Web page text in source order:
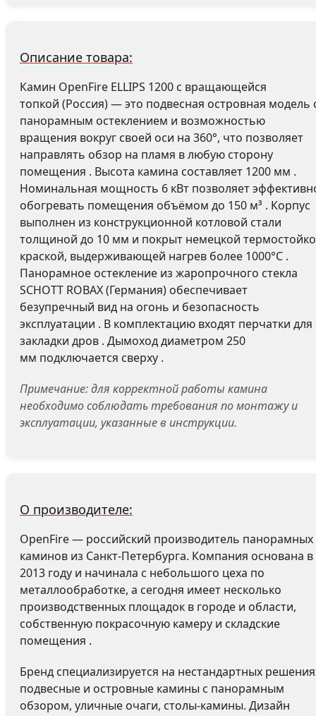
Описание товара:
Камин OpenFire ELLIPS 1200 с вращающейся
топкой (Россия) — это подвесная островная модель
панорамным остеклением и возможностью
вращения вокруг своей оси на 360°, что позволяет
направлять обзор на пламя в любую сторону
помещения . Высота камина составляет 1200 мм .
Номинальная мощность 6 кВт позволяет
обогревать помещения объёмом до 150 м³ . Корпус
выполнен из конструкционной котловой стали
толщиной до 10 мм и покрыт немецкой
краской, выдерживающей нагрев более 1000°C .
Панорамное остекление из жаропрочного стекла
SCHOTT ROBAX (Германия) обеспечивает
безупречный вид на огонь и безопасность
эксплуатации . В комплектацию входят перчатки для
закладки дров . Дымоход диаметром 250
мм подключается сверху .
Примечание: для корректной работы камина
необходимо соблюдать требования по монтажу и
эксплуатации, указанные в инструкции.
О производителе:
OpenFire — российский производитель панорамных
каминов из Санкт-Петербурга. Компания основана в
2013 году и начинала с небольшого цеха по
металлообработке, а сегодня имеет несколько
производственных площадок в городе и области,
собственную покрасочную камеру и складские
помещения .
Бренд специализируется на нестандартных
подвесные и островные камины с панорамным
обзором, уличные очаги, столы-камины. Дизайн